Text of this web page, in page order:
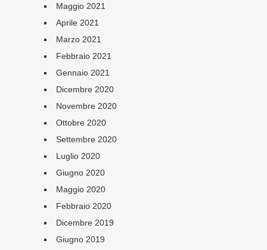
Maggio 2021
Aprile 2021
Marzo 2021
Febbraio 2021
Gennaio 2021
Dicembre 2020
Novembre 2020
Ottobre 2020
Settembre 2020
Luglio 2020
Giugno 2020
Maggio 2020
Febbraio 2020
Dicembre 2019
Giugno 2019